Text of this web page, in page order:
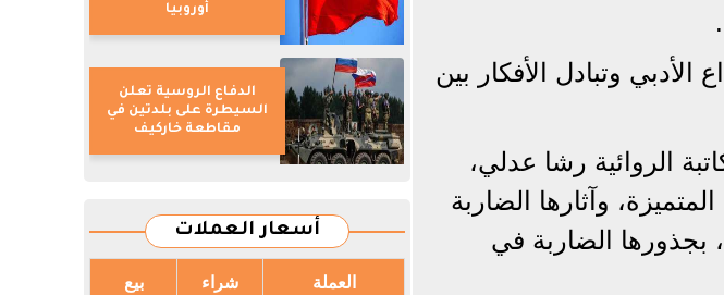
وتبادل الأفكار بين
الروائية رشا عدلي،
وآثارها الضاربة
بجذورها الضاربة في
أوروبيا
الدفاع الروسية تعلن
السيطرة على بلدتين في
مقاطعة خاركيف
أسعار العملات
العملة شراء بيع